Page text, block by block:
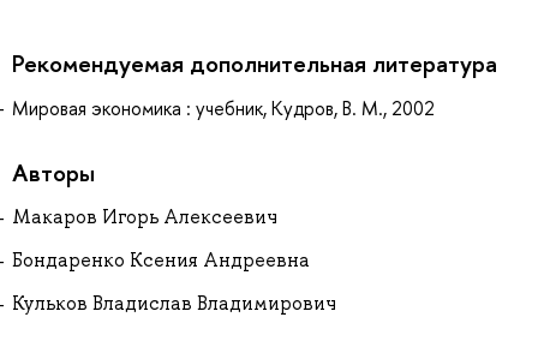
Рекомендуемая дополнительная литература
Мировая экономика : учебник, Кудров, В. М., 2002
Авторы
Макаров Игорь Алексеевич
Бондаренко Ксения Андреевна
Кульков Владислав Владимирович